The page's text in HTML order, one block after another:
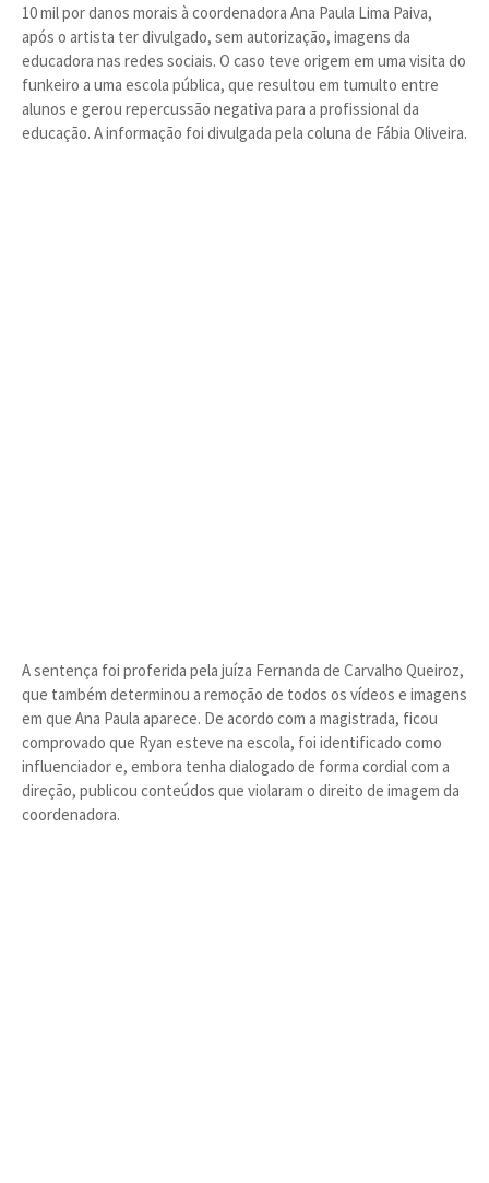
10 mil por danos morais à coordenadora Ana Paula Lima Paiva,
após o artista ter divulgado, sem autorização, imagens da
educadora nas redes sociais. O caso teve origem em uma visita do
funkeiro a uma escola pública, que resultou em tumulto entre
alunos e gerou repercussão negativa para a profissional da
educação. A informação foi divulgada pela coluna de Fábia Oliveira.
A sentença foi proferida pela juíza Fernanda de Carvalho Queiroz,
que também determinou a remoção de todos os vídeos e imagens
em que Ana Paula aparece. De acordo com a magistrada, ficou
comprovado que Ryan esteve na escola, foi identificado como
influenciador e, embora tenha dialogado de forma cordial com a
direção, publicou conteúdos que violaram o direito de imagem da
coordenadora.